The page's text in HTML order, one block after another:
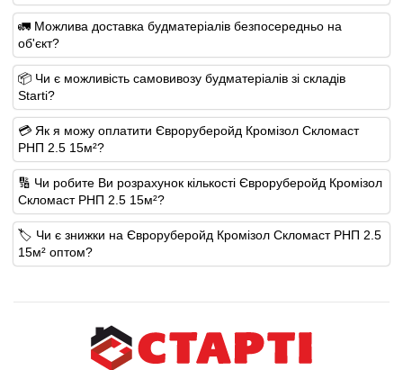
🚛 Можлива доставка будматеріалів безпосередньо на
об'єкт?
📦 Чи є можливість самовивозу будматеріалів зі складів
Starti?
💳 Як я можу оплатити Євроруберойд Кромізол Скломаст
РНП 2.5 15м²?
🔢 Чи робите Ви розрахунок кількості Євроруберойд Кромізол
Скломаст РНП 2.5 15м²?
🏷️ Чи є знижки на Євроруберойд Кромізол Скломаст РНП 2.5
15м² оптом?